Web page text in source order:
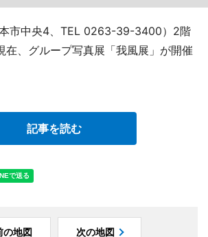
市中央4、TEL 0263-39-3400）2階
在、グループ写真展「我風展」が開催
記事を読む
の地図 次の地図